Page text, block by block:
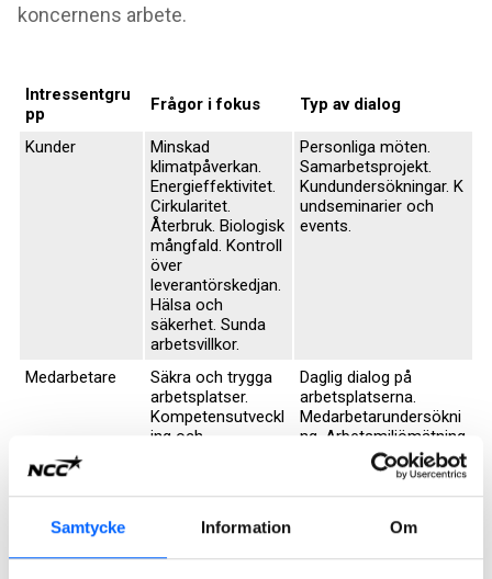
Samtycke Information Om
koncernens arbete.
Intressentgru
pp
Frågor i fokus Typ av dialog
Kunder
Minskad
klimatpåverkan.
Energieffektivitet.
Cirkularitet.
Återbruk. Biologisk
mångfald. Kontroll
över
leverantörskedjan.
Hälsa och
säkerhet. Sunda
arbetsvillkor.
Personliga möten.
Samarbetsprojekt.
Kundundersökningar. K
undseminarier och
events.
Medarbetare
Säkra och trygga
arbetsplatser.
Kompetensutveckl
ing och
Likabehandling.
inkludering.
Långsiktig
Daglig dialog på
arbetsplatserna.
Medarbetarundersökni
ng. Arbetsmiljömätning
, arbetsmiljödialog,
säkerhetsronder på
arbetsplatserna,
interna utbildningar.
Medarbetardialog.